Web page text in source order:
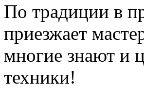
По традиции в
приезжает
многие знают и
техники!